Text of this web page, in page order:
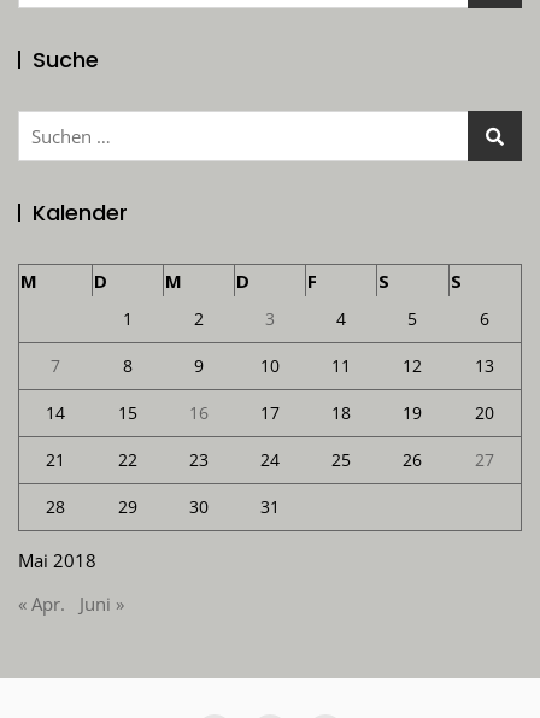
Suche
Suchen
Kalender
Mai 2018
M D M D F S S
1 2 3 4 5 6
7 8 9 10 11 12 13
14 15 16 17 18 19 20
21 22 23 24 25 26 27
28 29 30 31
« Apr. Juni »